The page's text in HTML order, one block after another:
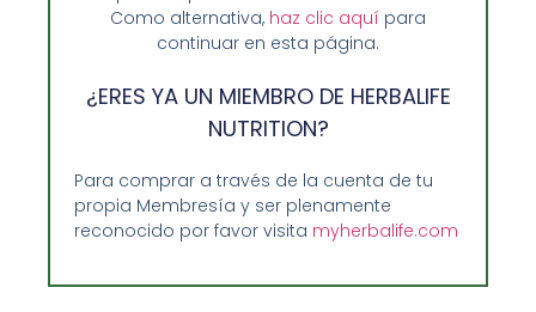
Como alternativa, haz clic aquí para
continuar en esta página.
¿ERES YA UN MIEMBRO DE HERBALIFE
NUTRITION?
Para comprar a través de la cuenta de tu
propia Membresía y ser plenamente
reconocido por favor visita myherbalife.com